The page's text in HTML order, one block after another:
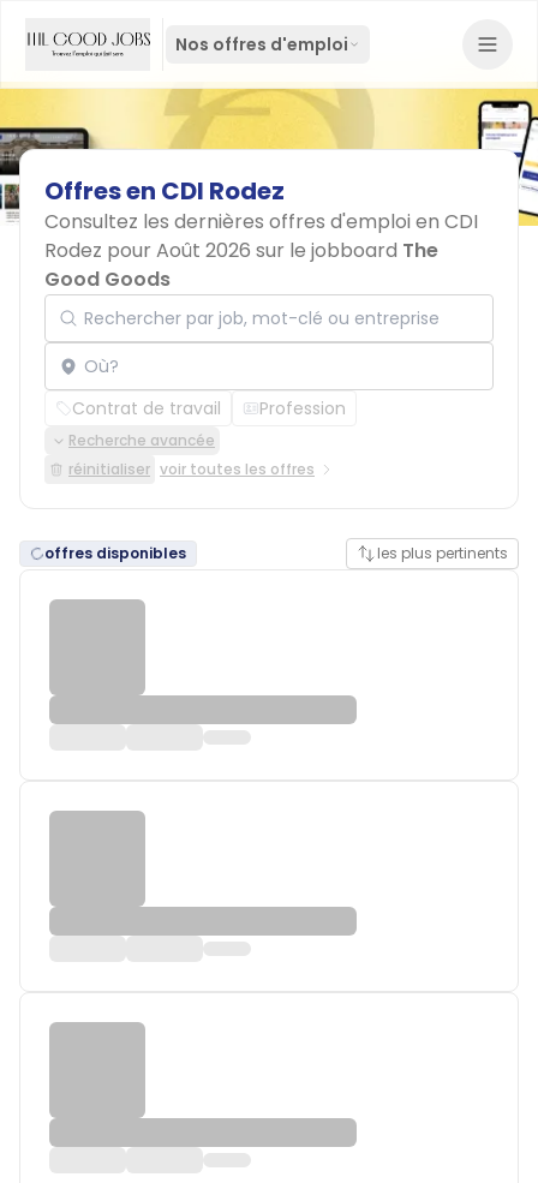
Nos offres d'emploi
Offresen CDI Rodez
Consultez les dernières offres d'emploi en CDI
Rodez pour Août 2026 sur le jobboard The
Good Goods
Rechercher par job, mot-clé ou entreprise
Localisation
Contrat de travail Profession
Recherche avancée
réinitialiser voir toutes les offres
offres disponibles les plus pertinents